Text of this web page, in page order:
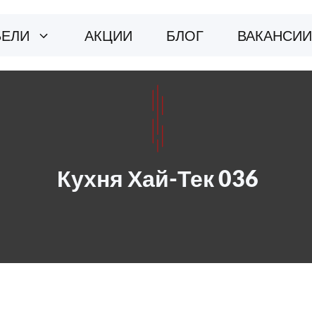
АКЦИИ БЛОГ ВАКАНСИИ
Кухня Хай-Тек 036